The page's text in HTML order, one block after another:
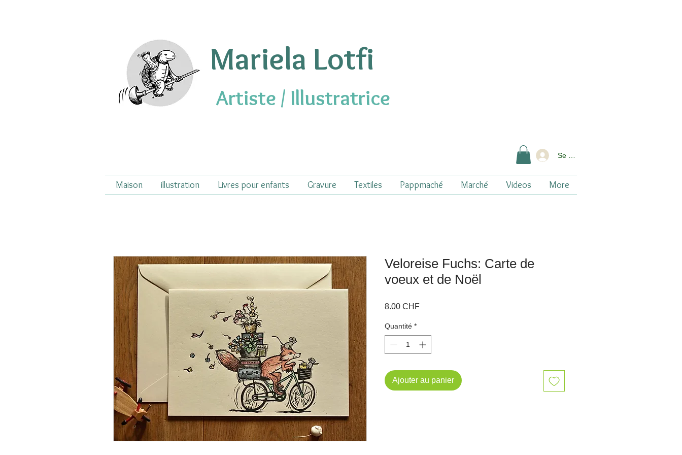
Mariela Lotfi
Artiste / Illustratrice
Se connecter
Maison illustration Livres pour enfants Gravure Textiles Pappmaché Marché Videos More
Veloreise Fuchs: Carte de
voeux et de Noël
8.00 CHFPrix
Quantité *
Ajouter au panier